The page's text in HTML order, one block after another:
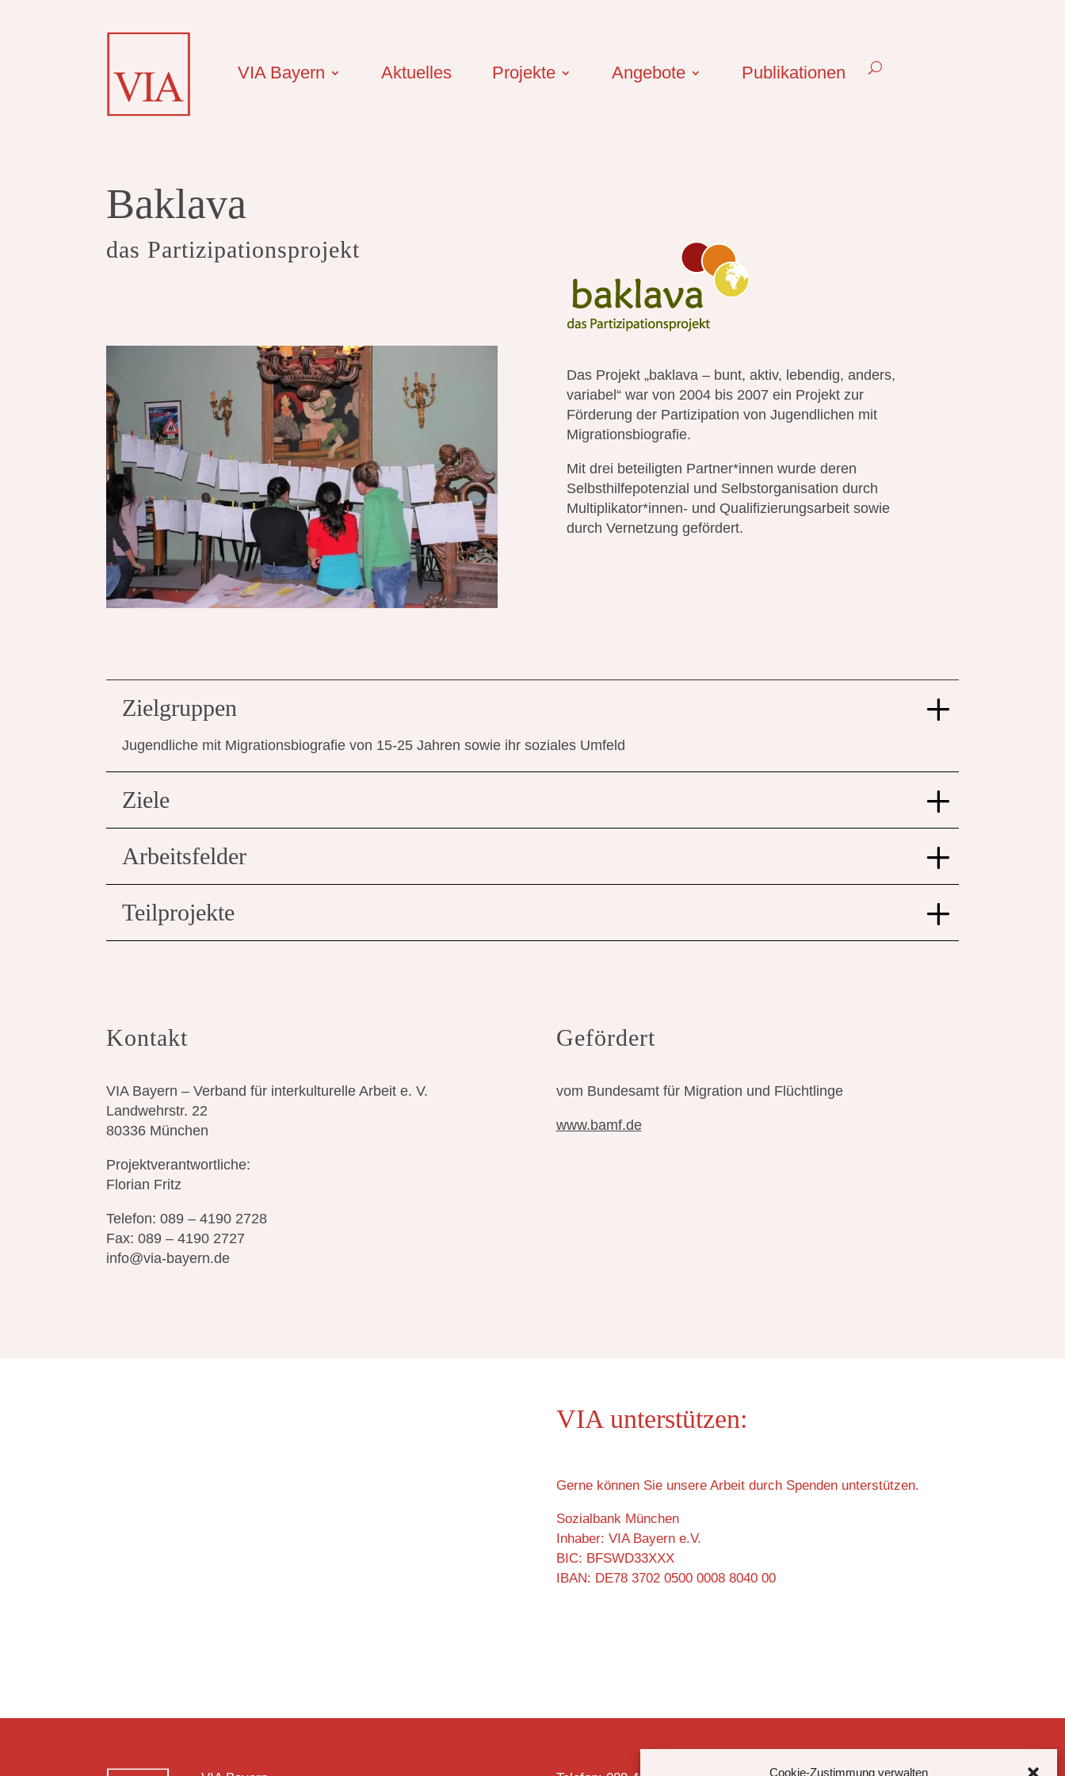
Cookie-Zustimmung verwalten
VIA Bayern Aktuelles Projekte Angebote Publikationen
Baklava
das Partizipationsprojekt
Das Projekt „baklava – bunt, aktiv, lebendig, anders,
variabel“ war von 2004 bis 2007 ein Projekt zur
Förderung der Partizipation von Jugendlichen mit
Migrationsbiografie.
Mit drei beteiligten Partner*innen wurde deren
Selbsthilfepotenzial und Selbstorganisation durch
Multiplikator*innen- und Qualifizierungsarbeit sowie
durch Vernetzung gefördert.
Zielgruppen
Jugendliche mit Migrationsbiografie von 15-25 Jahren sowie ihr soziales Umfeld
Ziele
Arbeitsfelder
Teilprojekte
Kontakt Gefördert
VIA Bayern – Verband für interkulturelle Arbeit e. V.
Landwehrstr. 22
80336 München
Projektverantwortliche:
Florian Fritz
Telefon: 089 – 4190 2728
Fax: 089 – 4190 2727
info@via-bayern.de
vom Bundesamt für Migration und Flüchtlinge
www.bamf.de
VIA unterstützen:
Gerne können Sie unsere Arbeit durch Spenden unterstützen.
Sozialbank München
Inhaber: VIA Bayern e.V.
BIC: BFSWD33XXX
IBAN: DE78 3702 0500 0008 8040 00